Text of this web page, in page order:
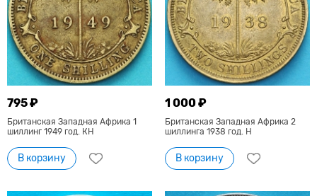
795 ₽
Британская Западная Африка 1
шиллинг 1949 год. КН
В корзину
1 000 ₽
Британская Западная Африка 2
шиллинга 1938 год. Н
В корзину